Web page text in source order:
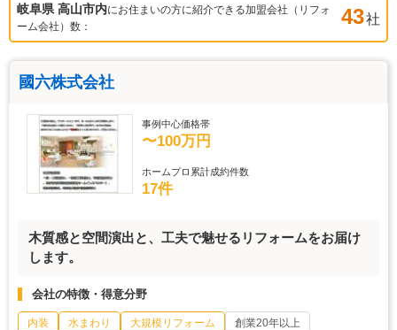
岐阜県 高山市内にお住まいの方に紹介できる加盟会社（リフォ
ーム会社）数：
43社
國六株式会社
事例中心価格帯
〜100万円
ホームプロ累計成約件数
17件
木質感と空間演出と、工夫で魅せるリフォームをお届け
します。
会社の特徴・得意分野
内装 水まわり 大規模リフォーム
創業20年以上